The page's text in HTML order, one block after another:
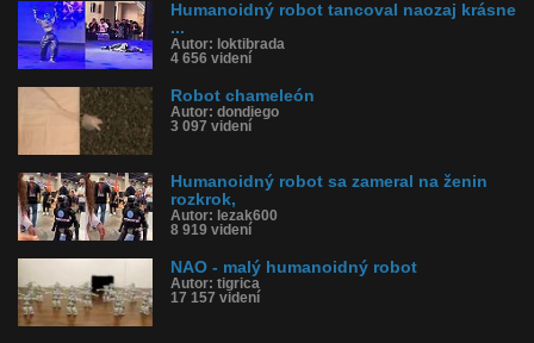
Dľžka: 4:30
Kategória: veda a technika
Tagy: hubo, humanoidný robot, kórea, darpa, vyhral
História sledovanosti videa:
Humanoidný robot tancoval naozaj krásne
...
Autor: loktibrada
4 656 videní
Robot chameleón
Autor: dondiego
3 097 videní
Humanoidný robot sa zameral na ženin
rozkrok,
Autor: lezak600
8 919 videní
NAO - malý humanoidný robot
Autor: tigrica
17 157 videní